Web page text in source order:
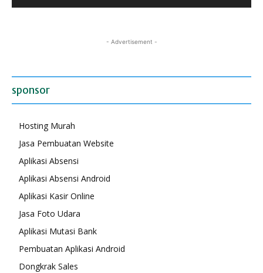
- Advertisement -
sponsor
Hosting Murah
Jasa Pembuatan Website
Aplikasi Absensi
Aplikasi Absensi Android
Aplikasi Kasir Online
Jasa Foto Udara
Aplikasi Mutasi Bank
Pembuatan Aplikasi Android
Dongkrak Sales